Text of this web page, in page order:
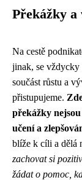
Překážky a
Na cestě
jinak, se vždycky
součást růstu a
přistupujeme.
překážky
učení a
blíže k cíli a dělá
zachovat si
žádat o pomoc,